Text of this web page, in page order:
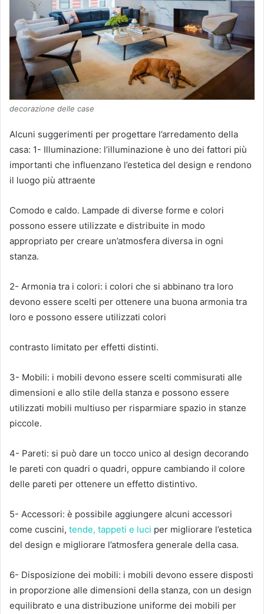
decorazione delle case
Alcuni suggerimenti per progettare l’arredamento della
casa: 1- Illuminazione: l’illuminazione è uno dei fattori più
importanti che influenzano l’estetica del design e rendono
il luogo più attraente
Comodo e caldo. Lampade di diverse forme e colori
possono essere utilizzate e distribuite in modo
appropriato per creare un’atmosfera diversa in ogni
stanza.
2- Armonia tra i colori: i colori che si abbinano tra loro
devono essere scelti per ottenere una buona armonia tra
loro e possono essere utilizzati colori
contrasto limitato per effetti distinti.
3- Mobili: i mobili devono essere scelti commisurati alle
dimensioni e allo stile della stanza e possono essere
utilizzati mobili multiuso per risparmiare spazio in stanze
piccole.
4- Pareti: si può dare un tocco unico al design decorando
le pareti con quadri o quadri, oppure cambiando il colore
delle pareti per ottenere un effetto distintivo.
5- Accessori: è possibile aggiungere alcuni accessori
come cuscini, tende, tappeti e luci per migliorare l’estetica
del design e migliorare l’atmosfera generale della casa.
6- Disposizione dei mobili: i mobili devono essere disposti
in proporzione alle dimensioni della stanza, con un design
equilibrato e una distribuzione uniforme dei mobili per